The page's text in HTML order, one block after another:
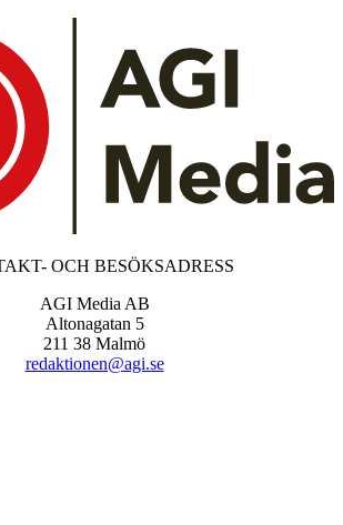
OCH BESÖKSADRESS
AGI Media AB
Altonagatan 5
211 38 Malmö
redaktionen@agi.se